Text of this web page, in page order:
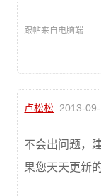
跟帖来自电脑端
卢松松 2013-
不会出问题，
果您天天更新